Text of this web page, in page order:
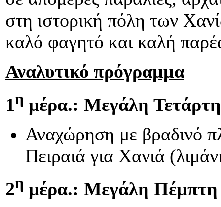
στη ιστορική πόλη των
καλό φαγητό και καλή
Αναλυτικό πρόγραμμα
1η μέρα.: Μεγάλη
Αναχώρηση με βραδινό
Πειραιά για Χανιά
2η μέρα.: Μεγάλη Πέμπτη